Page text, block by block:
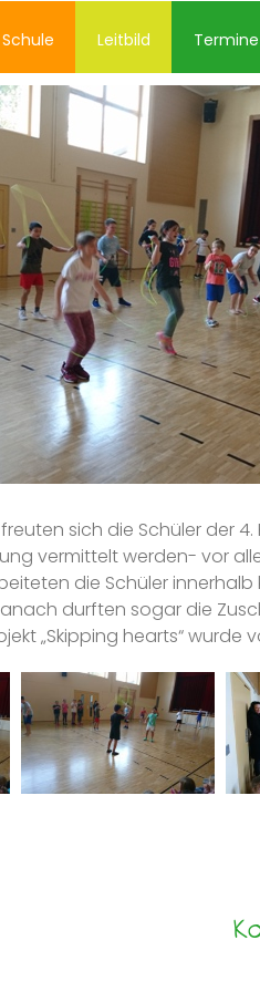
Leitbild Termine
freuten sich die Schüler der
vermittelt werden- vor
die Schüler
durften sogar die
„Skipping hearts“